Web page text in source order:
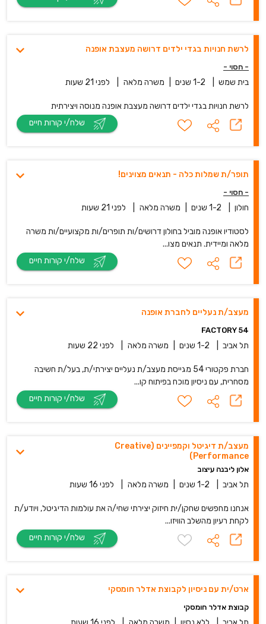
לרשת חנויות בגדי ילדים דרושה מעצבת אופנה
- חסוי -
בית שמש 1-2 שנים משרה מלאה לפני 21 שעות
לרשת חנויות בגדי ילדים דרושה מעצבת אופנה מנוסה ויצירתית
תופר/ת שמלות כלה - תנאים מצוינים!
- חסוי -
חולון 1-2 שנים משרה מלאה לפני 21 שעות
לסטודיו אופנה מוביל בחולון דרושים/ות תופרים/ות מקצועיים/ות משרה
מלאה ומיידית. תנאים מצו...
מעצב/ת נעליים לחברת אופנה
FACTORY 54
תל אביב 1-2 שנים משרה מלאה לפני 22 שעות
חברת פקטורי 54 מגייסת מעצב/ת נעליים יצירתי/ת, בעל/ת חשיבה
מסחרית, עם ניסיון מוכח בפיתוח קו...
מעצב/ת דיגיטל וקמפיינים (Creative
Performance)
אלון ליבנה עיצוב
תל אביב 1-2 שנים משרה מלאה לפני 16 שעות
אנחנו מחפשים שחקן/ית חיזוק יצירתי שחי/ה את עולמות הדיגיטל, ויודע/ת
לקחת רעיון מהשלב הוויזו...
ארט/ית עם ניסיון לקבוצת אדלר חומסקי
קבוצת אדלר חומסקי